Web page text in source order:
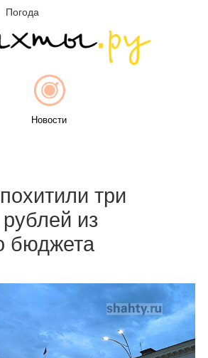
Погода
Новости
Объявления
три
из
бюджета